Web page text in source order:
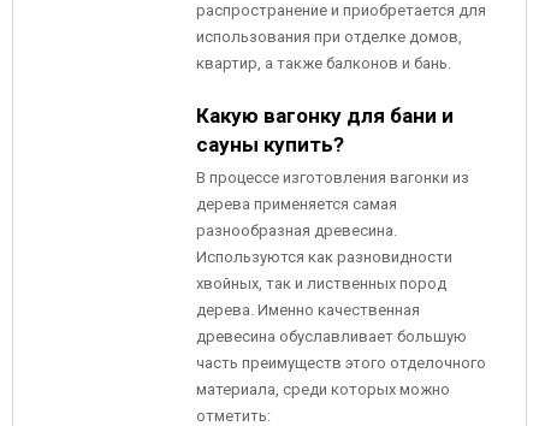
распространение и приобретается для
использования при отделке домов,
квартир, а также балконов и бань.
Какую вагонку для бани и
сауны купить?
В процессе изготовления вагонки из
дерева применяется самая
разнообразная древесина.
Используются как разновидности
хвойных, так и лиственных пород
дерева. Именно качественная
древесина обуславливает большую
часть преимуществ этого отделочного
материала, среди которых можно
отметить: